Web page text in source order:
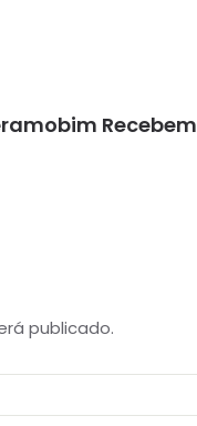
Recebem
publicado.